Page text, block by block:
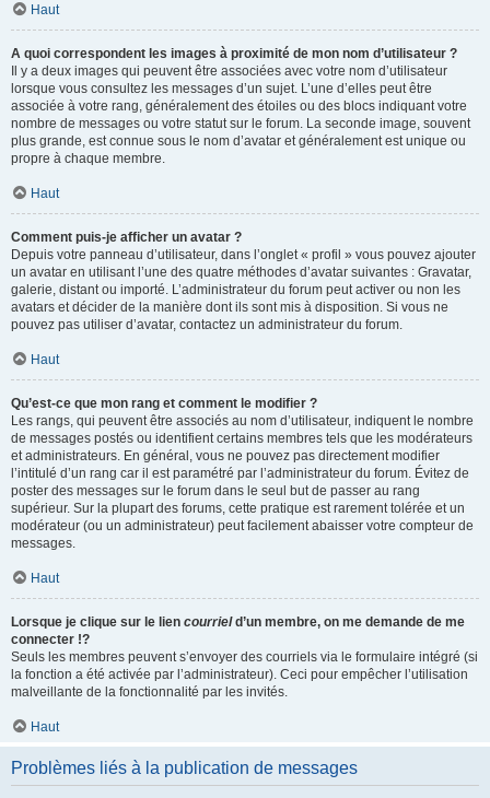
Haut
A quoi correspondent les images à proximité de mon nom d’utilisateur ?
Il y a deux images qui peuvent être associées avec votre nom d’utilisateur
lorsque vous consultez les messages d’un sujet. L’une d’elles peut être
associée à votre rang, généralement des étoiles ou des blocs indiquant votre
nombre de messages ou votre statut sur le forum. La seconde image, souvent
plus grande, est connue sous le nom d’avatar et généralement est unique ou
propre à chaque membre.
Haut
Comment puis-je afficher un avatar ?
Depuis votre panneau d’utilisateur, dans l’onglet « profil » vous pouvez ajouter
un avatar en utilisant l’une des quatre méthodes d’avatar suivantes : Gravatar,
galerie, distant ou importé. L’administrateur du forum peut activer ou non les
avatars et décider de la manière dont ils sont mis à disposition. Si vous ne
pouvez pas utiliser d’avatar, contactez un administrateur du forum.
Haut
Qu’est-ce que mon rang et comment le modifier ?
Les rangs, qui peuvent être associés au nom d’utilisateur, indiquent le nombre
de messages postés ou identifient certains membres tels que les modérateurs
et administrateurs. En général, vous ne pouvez pas directement modifier
l’intitulé d’un rang car il est paramétré par l’administrateur du forum. Évitez de
poster des messages sur le forum dans le seul but de passer au rang
supérieur. Sur la plupart des forums, cette pratique est rarement tolérée et un
modérateur (ou un administrateur) peut facilement abaisser votre compteur de
messages.
Haut
Lorsque je clique sur le lien courrield’un membre, on me demande de me
connecter !?
Seuls les membres peuvent s’envoyer des courriels via le formulaire intégré (si
la fonction a été activée par l’administrateur). Ceci pour empêcher l’utilisation
malveillante de la fonctionnalité par les invités.
Haut
Problèmes liés à la publication de messages